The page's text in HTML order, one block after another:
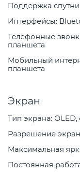
Поддержка
Интерфейсы:
Телефонные
планшета
Мобильный
планшета
Экран
Тип экрана:
Разрешение
Максимальная
Постоянная